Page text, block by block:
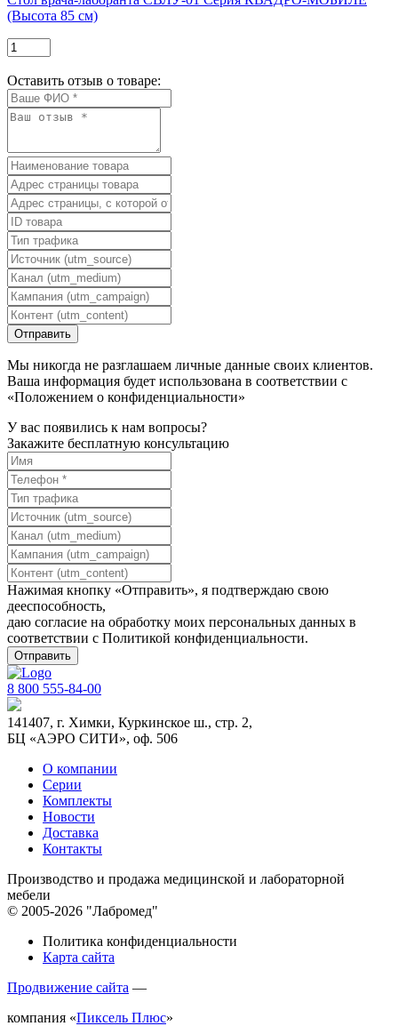
(Высота 85 см)
Оставить отзыв о товаре:
Мы никогда не разглашаем личные данные своих клиентов.
Ваша информация будет использована в соответствии с
«Положением о конфиденциальности»
У вас появились к нам вопросы?
Закажите бесплатную консультацию
Нажимая кнопку «Отправить», я подтверждаю свою
дееспособность,
даю согласие на обработку моих персональных данных в
соответствии с Политикой конфиденциальности.
8 800 555-84-00
141407, г. Химки, Куркинское ш., стр. 2,
БЦ «АЭРО СИТИ», оф. 506
О компании
Серии
Комплекты
Новости
Доставка
Контакты
Производство и продажа медицинской и лабораторной
мебели
© 2005-2026 "Лабромед"
Политика конфиденциальности
Карта сайта
Продвижение сайта —
компания «Пиксель Плюс»